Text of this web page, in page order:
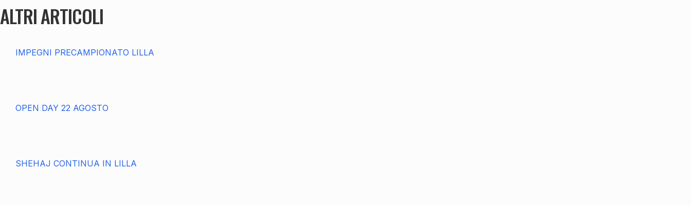
ALTRI ARTICOLI
IMPEGNI PRECAMPIONATO LILLA
OPEN DAY 22 AGOSTO
SHEHAJ CONTINUA IN LILLA